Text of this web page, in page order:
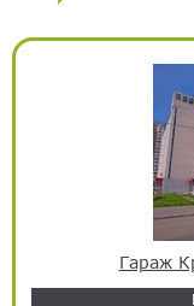
Гараж